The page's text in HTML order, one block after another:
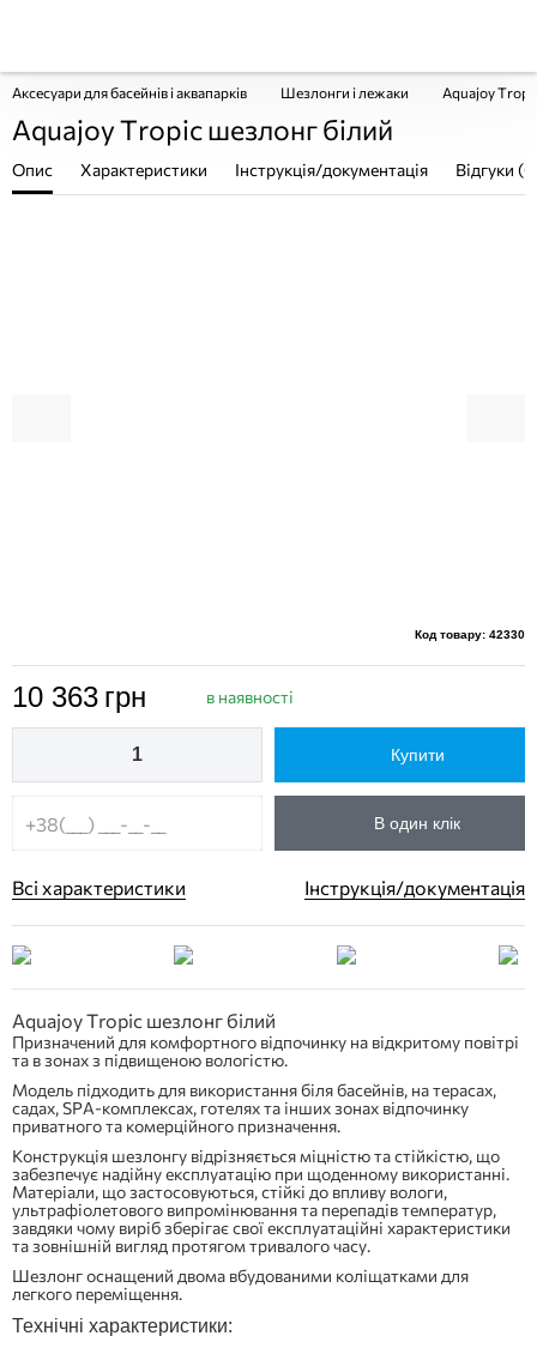
Аксесуари для басейнів і аквапарків Шезлонги і лежаки Aquajoy
Aquajoy Tropic шезлонг білий
Опис Характеристики Інструкція/документація Відгуки
Код товару: 42330
10 363 грн в наявності
Купити
В один клік
Всі характеристики Інструкція/документація
Aquajoy Tropic шезлонг білий
Призначений для комфортного відпочинку на відкритому повітрі
та в зонах з підвищеною вологістю.
Модель підходить для використання біля басейнів, на терасах,
садах, SPA-комплексах, готелях та інших зонах відпочинку
приватного та комерційного призначення.
Конструкція шезлонгу відрізняється міцністю та стійкістю, що
забезпечує надійну експлуатацію при щоденному використанні.
Матеріали, що застосовуються, стійкі до впливу вологи,
ультрафіолетового випромінювання та перепадів температур,
завдяки чому виріб зберігає свої експлуатаційні характеристики
та зовнішній вигляд протягом тривалого часу.
Шезлонг оснащений двома вбудованими коліщатками для
легкого переміщення.
Технічні характеристики: